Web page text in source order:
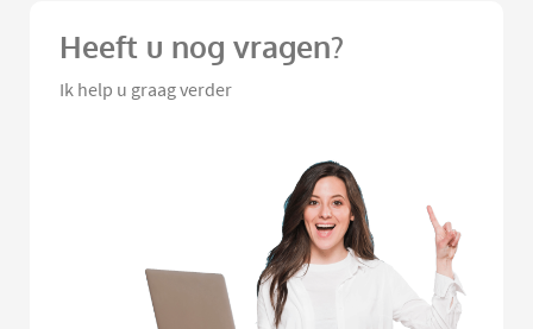
Heeft u nog vragen?
Ik help u graag verder